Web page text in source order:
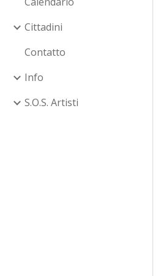
Cittadini
Contatto
Info
S.O.S. Artisti